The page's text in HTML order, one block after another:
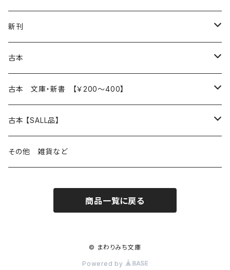
再入荷
新刊
本 の あれこれ
読書のこと
本屋のこと
文芸
近代小説 エッセイ 戯曲（日本人作家）
現代小説 エッセイ 戯曲（日本人作家）
現代小説 エッセイ 戯曲（外国人作家）
日々 の できこと
日常の 風景 群像
生き方 ライフスタイル
人生 生き方 について考える
食べ物 料理
古本
本 の あれこれ
読書のこと
本屋のこと
日本文学
小説 エッセイ 戯曲（日本人作家）
海外文学
詩（外国人作家）
ファンタジー SF 幻想文学（外国人作家）
日常の 風景 群像
生き方 ライフスタイル
趣味 ファッション 生活用品 雑貨
古本 文庫・新書 【￥200～400】
日本文学
小説 エッセイ 戯曲
海外文学
古本 【SALL品】
20％OFF
その他 雑貨など
商品一覧に戻る
© まわりみち文庫
Powered by